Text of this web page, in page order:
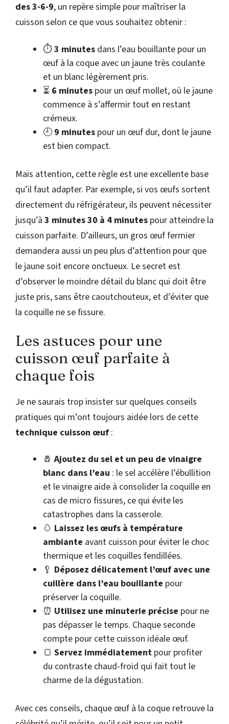
des 3-6-9, un repère simple pour maîtriser la
cuisson selon ce que vous souhaitez obtenir :
⏱️3 minutes dans l’eau bouillante pour un
œuf à la coque avec un jaune très coulante
et un blanc légèrement pris.
⏳ 6 minutes pour un œuf mollet, où le jaune
commence à s’affermir tout en restant
crémeux.
🕘9 minutes pour un œuf dur, dont le jaune
est bien compact.
Mais attention, cette règle est une excellente base
qu’il faut adapter. Par exemple, si vos œufs sortent
directement du réfrigérateur, ils peuvent nécessiter
jusqu’à 3 minutes 30 à 4 minutes pour atteindre la
cuisson parfaite. D’ailleurs, un gros œuf fermier
demandera aussi un peu plus d’attention pour que
le jaune soit encore onctueux. Le secret est
d’observer le moindre détail du blanc qui doit être
juste pris, sans être caoutchouteux, et d’éviter que
la coquille ne se fissure.
Les astuces pour une
cuisson œuf parfaite à
chaque fois
Je ne saurais trop insister sur quelques conseils
pratiques qui m’ont toujours aidée lors de cette
technique cuisson œuf:
🧂Ajoutez du sel et un peu de vinaigre
blanc dans l’eau : le sel accélère l’ébullition
et le vinaigre aide à consolider la coquille en
cas de micro fissures, ce qui évite les
catastrophes dans la casserole.
🥚 Laissez les œufs à température
ambiante avant cuisson pour éviter le choc
thermique et les coquilles fendillées.
🥄 Déposez délicatement l’œuf avec une
cuillère dans l’eau bouillante pour
préserver la coquille.
⏰ Utilisez une minuterie précise pour ne
pas dépasser le temps. Chaque seconde
compte pour cette cuisson idéale œuf.
🍞 Servez immédiatement pour profiter
du contraste chaud-froid qui fait tout le
charme de la dégustation.
Avec ces conseils, chaque œuf à la coque retrouve la